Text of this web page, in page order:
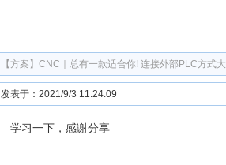
【方案】 CNC｜总有一款适合你! 连接外部PLC方式
发表于：2021/9/3 11:24:09
学习一下，感谢分享